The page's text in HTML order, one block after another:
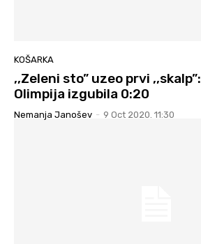
KOŠARKA
,,Zeleni sto” uzeo prvi
Olimpija izgubila 0:20
Nemanja Janošev - 9 Oct 2020. 11:30